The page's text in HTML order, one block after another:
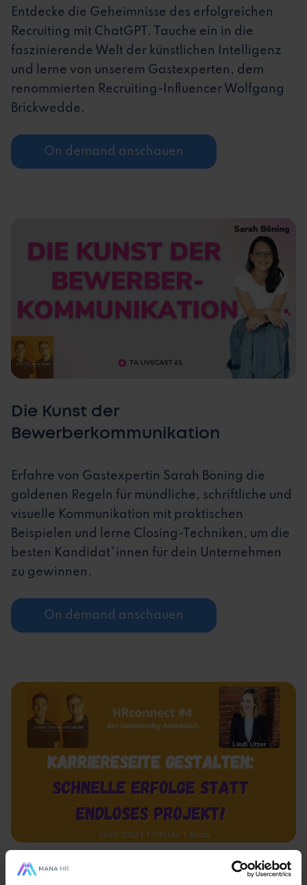
Entdecke die Geheimnisse des erfolgreichen
Recruiting mit ChatGPT. Tauche ein in die
faszinierende Welt der künstlichen Intelligenz
und lerne von unserem Gastexperten, dem
renommierten Recruiting-Influencer Wolfgang
Brickwedde.
On demand anschauen
Die Kunst der
Bewerberkommunikation
Erfahre von Gastexpertin Sarah Böning die
goldenen Regeln für mündliche, schriftliche und
visuelle Kommunikation mit praktischen
Beispielen und lerne Closing-Techniken, um die
besten Kandidat*innen für dein Unternehmen
zu gewinnen.
On demand anschauen
Karriereseite gestalten - schnelle